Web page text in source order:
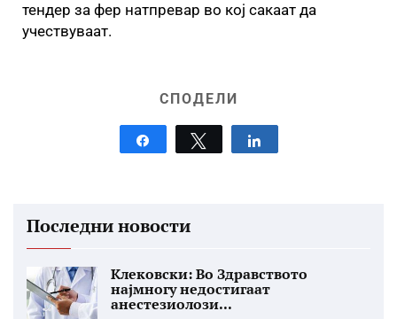
тендер за фер натпревар во кој сакаат да
учествуваат.
СПОДЕЛИ
Tweet
Последни новости
Клековски: Во Здравството
најмногу недостигаат
анестезиолози...